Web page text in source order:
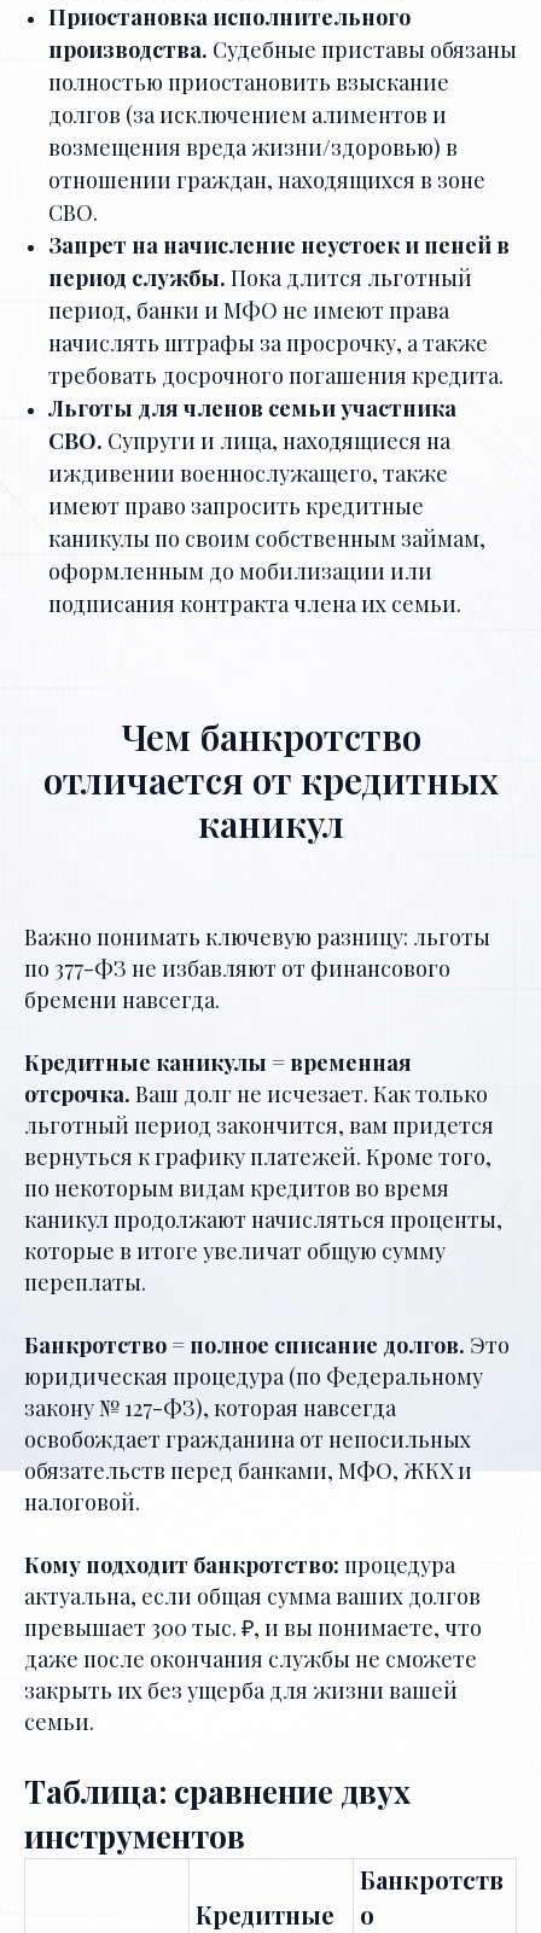
Приостановка исполнительного
производства. Судебные приставы обязаны
полностью приостановить взыскание
долгов (за исключением алиментов и
возмещения вреда жизни/здоровью) в
отношении граждан, находящихся в зоне
СВО.
Запрет на начисление неустоек и пеней в
период службы. Пока длится льготный
период, банки и МФО не имеют права
начислять штрафы за просрочку, а также
требовать досрочного погашения кредита.
Льготы для членов семьи участника
СВО. Супруги и лица, находящиеся на
иждивении военнослужащего, также
имеют право запросить кредитные
каникулы по своим собственным займам,
оформленным до мобилизации или
подписания контракта члена их семьи.
Чем банкротство
отличается от кредитных
каникул
Важно понимать ключевую разницу: льготы
по 377-ФЗ не избавляют от финансового
бремени навсегда.
Кредитные каникулы = временная
отсрочка. Ваш долг не исчезает. Как только
льготный период закончится, вам придется
вернуться к графику платежей. Кроме того,
по некоторым видам кредитов во время
каникул продолжают начисляться проценты,
которые в итоге увеличат общую сумму
переплаты.
Банкротство = полное списание долгов. Это
юридическая процедура (по Федеральному
закону № 127-ФЗ), которая навсегда
освобождает гражданина от непосильных
обязательств перед банками, МФО, ЖКХ и
налоговой.
Кому подходит банкротство: процедура
актуальна, если общая сумма ваших долгов
превышает 300 тыс. ₽, и вы понимаете, что
даже после окончания службы не сможете
закрыть их без ущерба для жизни вашей
семьи.
Таблица: сравнение двух
инструментов
Кредитные
Банкротств
о